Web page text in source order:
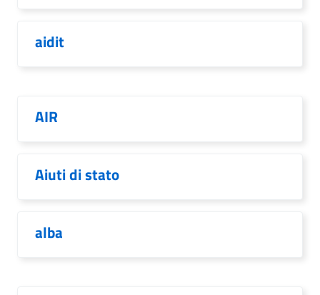
aidit
AIR
Aiuti di stato
alba